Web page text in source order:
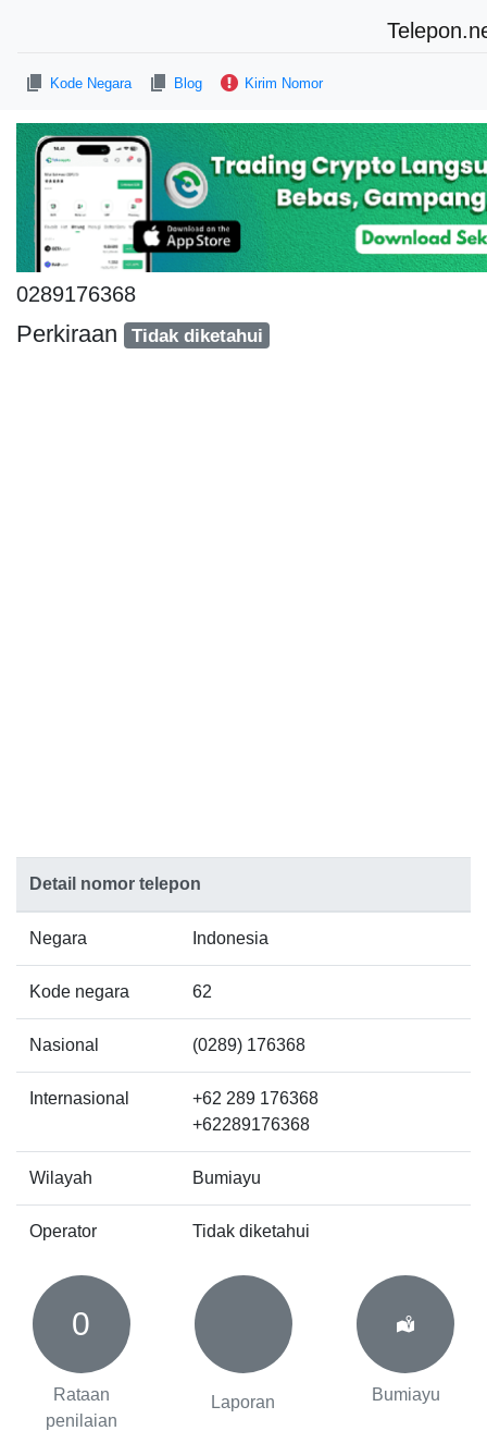
Kode Negara Blog Kirim Nomor
0289176368
Perkiraan Tidak diketahui
Detail nomor telepon
Negara Indonesia
Kode negara 62
Nasional (0289) 176368
Internasional
+62 289 176368
+62289176368
Wilayah Bumiayu
Operator Tidak diketahui
0
Rataan
penilaian
Laporan Bumiayu